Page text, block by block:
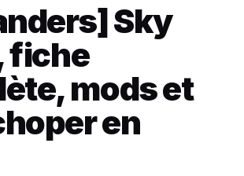
Sky
fiche
mods et
en